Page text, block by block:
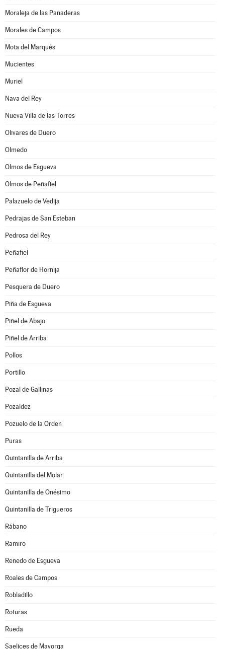
Moraleja de las Panaderas
Morales de Campos
Mota del Marqués
Mucientes
Muriel
Nava del Rey
Nueva Villa de las Torres
Olivares de Duero
Olmedo
Olmos de Esgueva
Olmos de Peñafiel
Palazuelo de Vedija
Pedrajas de San Esteban
Pedrosa del Rey
Peñafiel
Peñaflor de Hornija
Pesquera de Duero
Piña de Esgueva
Piñel de Abajo
Piñel de Arriba
Pollos
Portillo
Pozal de Gallinas
Pozaldez
Pozuelo de la Orden
Puras
Quintanilla de Arriba
Quintanilla del Molar
Quintanilla de Onésimo
Quintanilla de Trigueros
Rábano
Ramiro
Renedo de Esgueva
Roales de Campos
Robladillo
Roturas
Rueda
Saelices de Mayorga